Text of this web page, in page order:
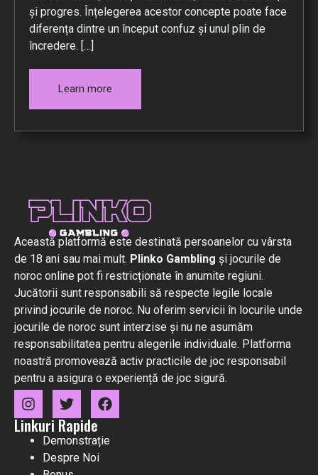
și progres. Înțelegerea acestor concepte poate face
diferența dintre un început confuz și unul plin de
încredere. […]
Learn more
Această platformă este destinată persoanelor cu vârsta
de 18 ani sau mai mult. Plinko Gambling și jocurile de
noroc online pot fi restricționate în anumite regiuni.
Jucătorii sunt responsabili să respecte legile locale
privind jocurile de noroc. Nu oferim servicii în locurile unde
jocurile de noroc sunt interzise și nu ne asumăm
responsabilitatea pentru alegerile individuale. Platforma
noastră promovează activ practicile de joc responsabil
pentru a asigura o experiență de joc sigură.
Linkuri Rapide
Demonstrație
Despre Noi